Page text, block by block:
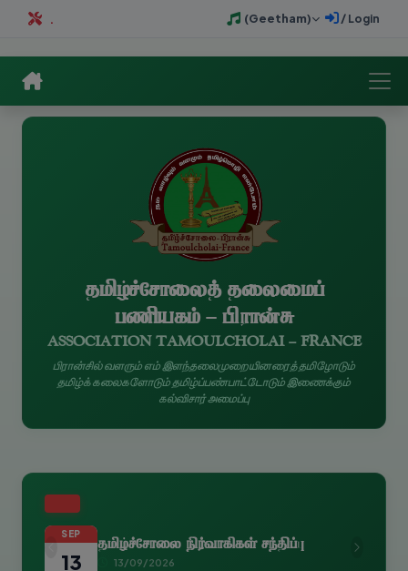
இந்த இணையத்தளம் புத்துருவாக்கம் செய்யப்பட்டுக் கொண்டிருக்கின்றது. தமிழ்ச்சோலைக் கீதம் (Geetham) நுழைவு / Login
தமிழ்ச்சோலைத் தலைமைப்
பணியகம் - பிரான்சு
ASSOCIATION TAMOULCHOLAI - FRANCE
பிரான்சில் வளரும் எம் இளந்தலைமுறையினரைத் தமிழோடும்
தமிழ்க் கலைகளோடும் தமிழ்ப்பண்பாட்டோடும் இணைக்கும்
கல்விசார் அமைப்பு
SEP
13
தமிழ்ச்சோலை நிர்வாகிகள் சந்திப்பு
13/09/2026
Previous Next